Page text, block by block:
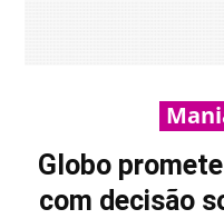
Globo
com decisão